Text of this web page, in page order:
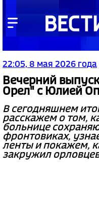
22:05, 8 мая 2026 года
Вечерний
Орел" с Юлией
В сегодняшнем
расскажем о том,
больнице
фронтовиках,
ленты и покажем,
закружил